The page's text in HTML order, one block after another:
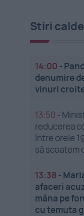
Stiri calde
14:00 -
denumire
vinuri
13:50 -
reducerea
între orele
să scoatem
13:38 -
afaceri
mâna pe
cu temuta